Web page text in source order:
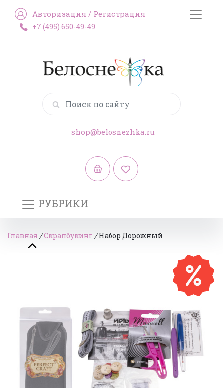
Авторизация / Регистрация
+7 (495) 650-49-49
shop@belosnezhka.ru
РУБРИКИ
Главная /Скрапбукинг /Набор Дорожный